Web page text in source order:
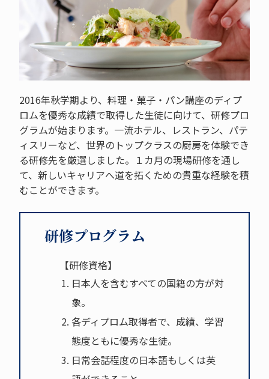
2016年秋学期より、料理・菓子・パン講座のディプ
ロムを優秀な成績で取得した生徒に向けて、研修プロ
グラムが始まります。一流ホテル、レストラン、パテ
ィスリーなど、世界のトップクラスの厨房を体験でき
る研修先を厳選しました。１カ月の現場研修を通し
て、新しいキャリアへ道を拓くための貴重な経験を積
むことができます。
研修プログラム
【研修資格】
日本人を含むすべての国籍の方が対
象。
各ディプロム取得者で、成績、学習
態度ともに優秀な生徒。
日常会話程度の日本語もしくは英